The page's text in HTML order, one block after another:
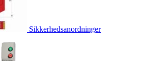
Sikkerhedsanordninger